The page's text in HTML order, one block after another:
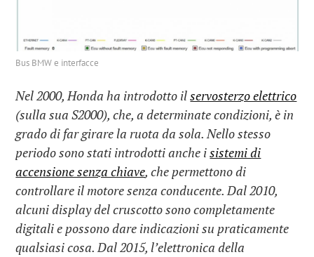
Bus BMW e interfacce
Nel 2000, Honda ha introdotto ilservosterzo elettrico
(sulla sua S2000), che, a determinate condizioni, è in
grado di far girare la ruota da sola. Nello stesso
periodo sono stati introdotti anche isistemi di
accensione senza chiave, che permettono di
controllare il motore senza conducente. Dal 2010,
alcuni display del cruscotto sono completamente
digitali e possono dare indicazioni su praticamente
qualsiasi cosa. Dal 2015, l’elettronica della